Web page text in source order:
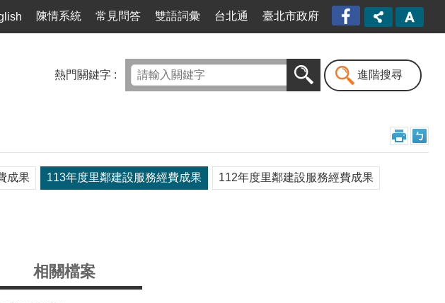
陳情系統 常見問答 雙語詞彙 台北通 臺北市政府
臺北
市信
公所
漫遊
信義
熱門關鍵字 進階搜尋
成果 113年度里鄰建設服務經費成果 112年度里鄰建設服務經費成果
相關檔案